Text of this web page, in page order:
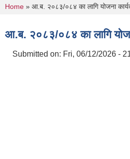
You are here
Home » आ.ब. २०८३/०८४ का लागि योजना
आ.ब. २०८३/०८४ का लागि
Submitted on: Fri, 06/12/2026 -